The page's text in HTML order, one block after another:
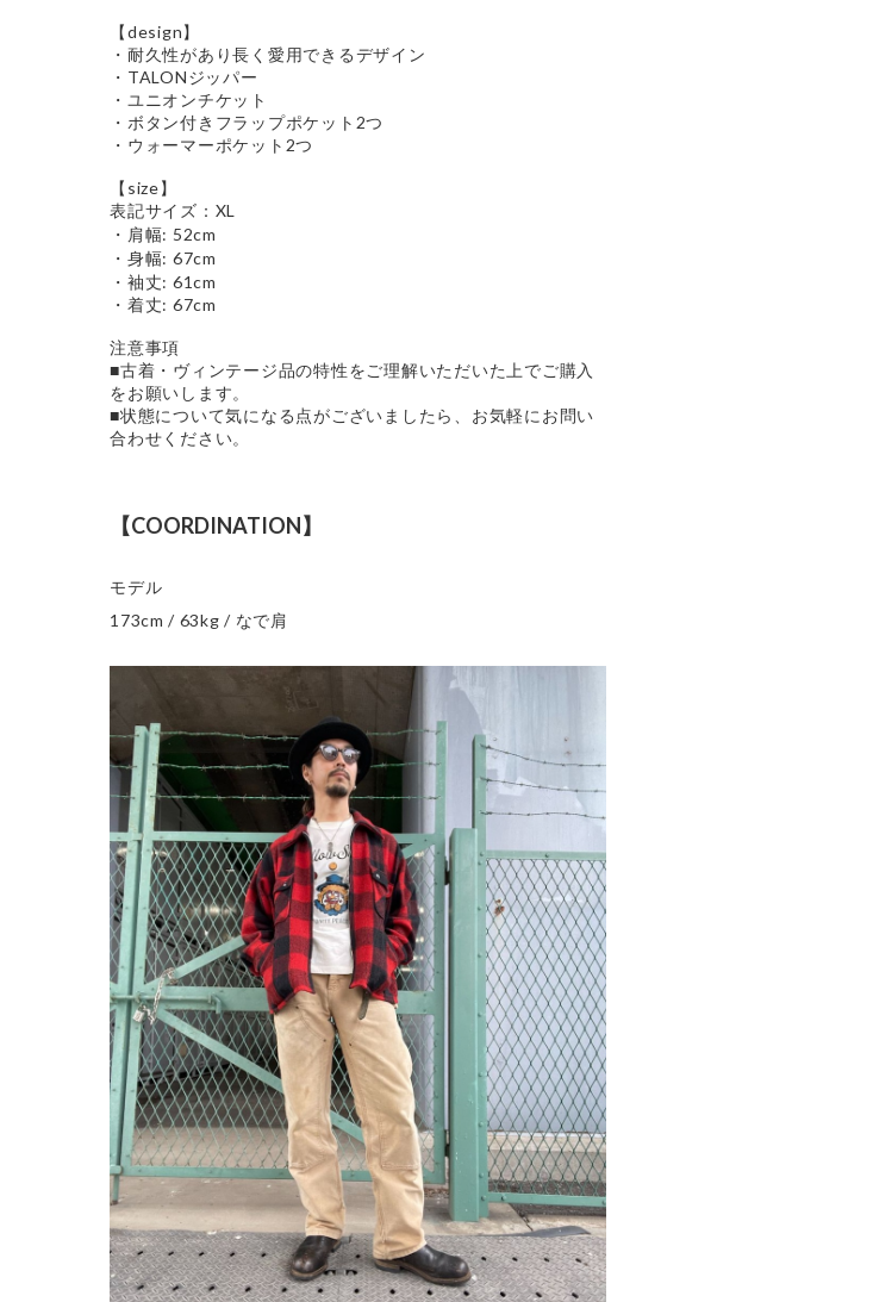
【design】
・耐久性があり長く愛用できるデザイン
・TALONジッパー
・ユニオンチケット
・ボタン付きフラップポケット2つ
・ウォーマーポケット2つ
【size】
表記サイズ：XL
・肩幅: 52cm
・身幅: 67cm
・袖丈: 61cm
・着丈: 67cm
注意事項
■古着・ヴィンテージ品の特性をご理解いただいた上でご購入
をお願いします。
■状態について気になる点がございましたら、お気軽にお問い
合わせください。
【COORDINATION】
モデル
173cm / 63kg / なで肩